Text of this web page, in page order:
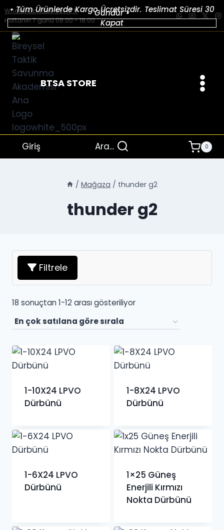
• Tüm Ürünlerde Kargo Ücretsizdir. Teslimat Süresi 30
Gündür •
Kapat
İçeriğe
geç
WhatsApp 0539 661 17 11
Haftanın 7 günü 08.00 - 18.00
BTSA STORE
Giriş Ara... 0
/ Mağaza / thunder g2
thunder g2
Filtrele
18 sonuçtan 1-12 arası gösteriliyorPopülerliğe
sıralandı
1-10X24 LPVO
Dürbünü
1-8X24 LPVO
Dürbünü
1-6X24 LPVO
Dürbünü
1×25 Güneş
Enerjili Kırmızı
Nokta Dürbünü